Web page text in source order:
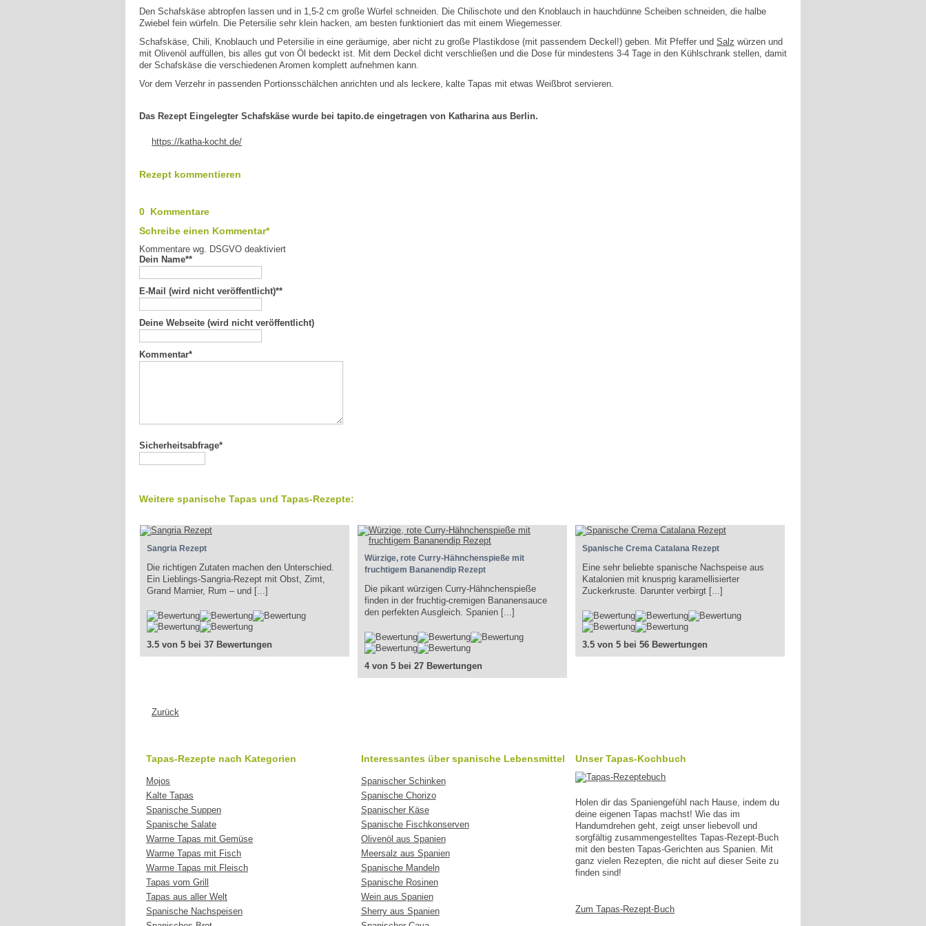
Den Schafskäse abtropfen lassen und in 1,5-2 cm große Würfel schneiden. Die Chilischote und den Knoblauch in hauchdünne Scheiben schneiden, die halbe
Zwiebel fein würfeln. Die Petersilie sehr klein hacken, am besten funktioniert das mit einem Wiegemesser.
Schafskäse, Chili, Knoblauch und Petersilie in eine geräumige, aber nicht zu große Plastikdose (mit passendem Deckel!) geben. Mit Pfeffer und Salz würzen und
mit Olivenöl auffüllen, bis alles gut von Öl bedeckt ist. Mit dem Deckel dicht verschließen und die Dose für mindestens 3-4 Tage in den Kühlschrank stellen, damit
der Schafskäse die verschiedenen Aromen komplett aufnehmen kann.
Vor dem Verzehr in passenden Portionsschälchen anrichten und als leckere, kalte Tapas mit etwas Weißbrot servieren.
Das Rezept Eingelegter Schafskäse wurde bei tapito.de eingetragen von Katharina aus Berlin.
https://katha-kocht.de/
Rezept kommentieren
0 Kommentare
Schreibe einen Kommentar*
Kommentare wg. DSGVO deaktiviert
Dein Name**
E-Mail (wird nicht veröffentlicht)**
Deine Webseite (wird nicht veröffentlicht)
Kommentar*
Sicherheitsabfrage*
Weitere spanische Tapas und Tapas-Rezepte:
Sangria Rezept
Die richtigen Zutaten machen den Unterschied.
Ein Lieblings-Sangria-Rezept mit Obst, Zimt,
Grand Marnier, Rum – und [...]
3.5 von 5 bei 37 Bewertungen
Würzige, rote Curry-Hähnchenspieße mit
fruchtigem Bananendip Rezept
Die pikant würzigen Curry-Hähnchenspieße
finden in der fruchtig-cremigen Bananensauce
den perfekten Ausgleich. Spanien [...]
4 von 5 bei 27 Bewertungen
Spanische Crema Catalana Rezept
Eine sehr beliebte spanische Nachspeise aus
Katalonien mit knusprig karamellisierter
Zuckerkruste. Darunter verbirgt [...]
3.5 von 5 bei 56 Bewertungen
Zurück
Tapas-Rezepte nach Kategorien
Mojos
Kalte Tapas
Spanische Suppen
Spanische Salate
Warme Tapas mit Gemüse
Warme Tapas mit Fisch
Warme Tapas mit Fleisch
Tapas vom Grill
Tapas aus aller Welt
Spanische Nachspeisen
Interessantes über spanische Lebensmittel
Spanischer Schinken
Spanische Chorizo
Spanischer Käse
Spanische Fischkonserven
Olivenöl aus Spanien
Meersalz aus Spanien
Spanische Mandeln
Spanische Rosinen
Wein aus Spanien
Sherry aus Spanien
Unser Tapas-Kochbuch
Holen dir das Spaniengefühl nach Hause, indem du
deine eigenen Tapas machst! Wie das im
Handumdrehen geht, zeigt unser liebevoll und
sorgfältig zusammengestelltes Tapas-Rezept-Buch
mit den besten Tapas-Gerichten aus Spanien. Mit
ganz vielen Rezepten, die nicht auf dieser Seite zu
finden sind!
Zum Tapas-Rezept-Buch